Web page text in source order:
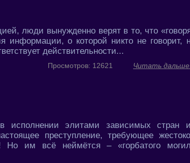
люди вынужденно верят в то, что
информации, о которой никто не говорит,
действительности...
Читать
Просмотров: 12621
элитами зависимых стран
преступление, требующее
им всё неймётся – «горбатого